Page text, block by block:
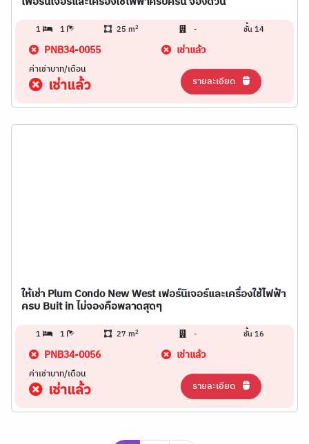
1 1 25 m2 - ชั้น 14
PNB34-0055 เช่าแล้ว
ค่าเช่าบาท/เดือน
เช่าแล้ว รายละเอียด
ให้เช่า Plum Condo New West เฟอร์นิเจอร์และเครื่องใช้ไฟฟ้า
ครบ Buit in ไม่จองคือพลาดสุดๆ
1 1 27 m2 - ชั้น 16
PNB34-0056 เช่าแล้ว
ค่าเช่าบาท/เดือน
เช่าแล้ว รายละเอียด